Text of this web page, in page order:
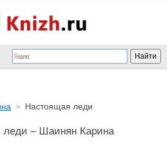
Настоящая леди
леди – Шаинян Карина